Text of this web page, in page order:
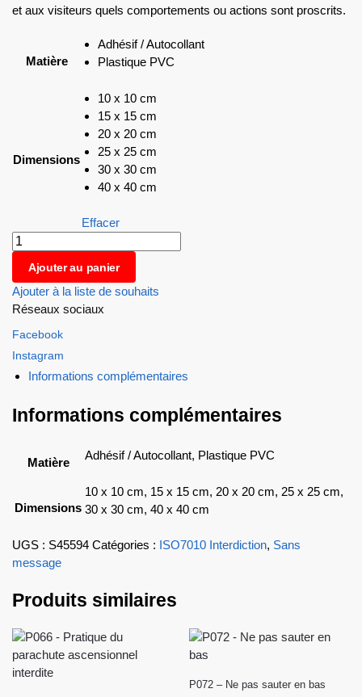
et aux visiteurs quels comportements ou actions sont proscrits.
Matière
Adhésif / Autocollant
Plastique PVC
Dimensions
10 x 10 cm
15 x 15 cm
20 x 20 cm
25 x 25 cm
30 x 30 cm
40 x 40 cm
Effacer
Ajouter au panier
Ajouter à la liste de souhaits
Réseaux sociaux
Facebook
Instagram
Informations complémentaires
Informations complémentaires
Matière
Adhésif / Autocollant, Plastique PVC
Dimensions
10 x 10 cm, 15 x 15 cm, 20 x 20 cm, 25 x 25 cm,
30 x 30 cm, 40 x 40 cm
UGS : S45594 Catégories : ISO7010 Interdiction, Sans
message
Produits similaires
P072 – Ne pas sauter en bas